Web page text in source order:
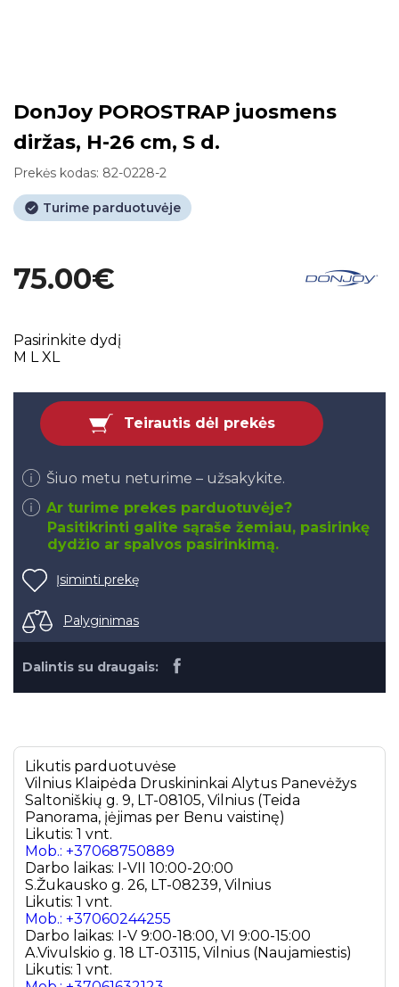
DonJoy POROSTRAP juosmens
diržas, H-26 cm, S d.
Prekės kodas: 82-0228-2
Turime parduotuvėje
75.00€
Pasirinkite dydį
M L XL
Teirautis dėl prekės
Šiuo metu neturime – užsakykite.
Ar turime prekes parduotuvėje?
Pasitikrinti galite sąraše žemiau, pasirinkę
dydžio ar spalvos pasirinkimą.
Įsiminti prekę
Palyginimas
Dalintis su draugais:
Likutis parduotuvėse
Vilnius Klaipėda Druskininkai Alytus Panevėžys
Saltoniškių g. 9, LT-08105, Vilnius (Teida
Panorama, įėjimas per Benu vaistinę)
Likutis: 1 vnt.
Mob.: +37068750889
Darbo laikas: I-VII 10:00-20:00
S.Žukausko g. 26, LT-08239, Vilnius
Likutis: 1 vnt.
Mob.: +37060244255
Darbo laikas: I-V 9:00-18:00, VI 9:00-15:00
A.Vivulskio g. 18 LT-03115, Vilnius (Naujamiestis)
Likutis: 1 vnt.